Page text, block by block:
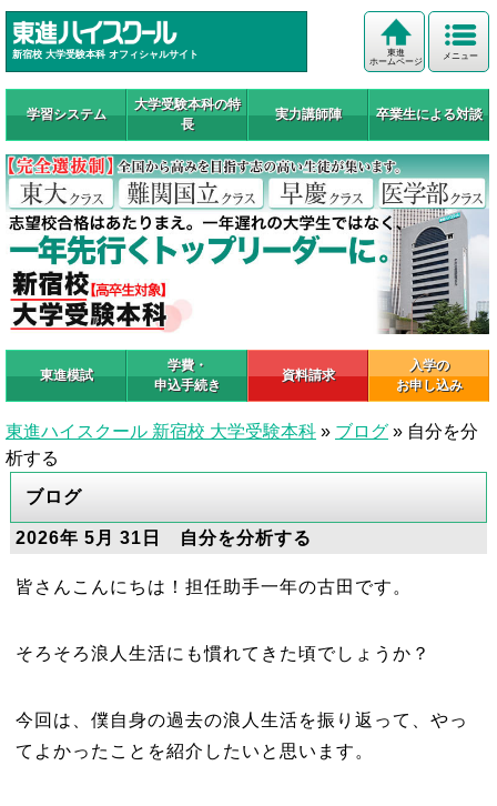
新宿校 大学受験本科 オフィシャルサイト メニュー
東進
ホームページ
学習システム
大学受験本科の特
長
実力講師陣 卒業生による対談
東進模試
学費・
申込手続き
資料請求
入学の
お申し込み
東進ハイスクール 新宿校 大学受験本科 » ブログ » 自分を分
析する
ブログ
2026年 5月 31日 自分を分析する
皆さんこんにちは！担任助手一年の古田です。
そろそろ浪人生活にも慣れてきた頃でしょうか？
今回は、僕自身の過去の浪人生活を振り返って、やっ
てよかったことを紹介したいと思います。